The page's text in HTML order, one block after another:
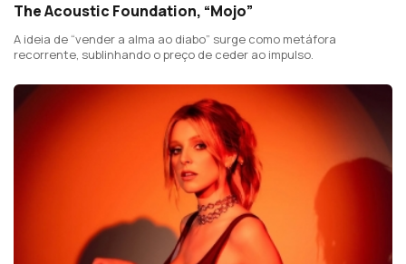
The Acoustic Foundation, “Mojo”
A ideia de “vender a alma ao diabo” surge como metáfora
recorrente, sublinhando o preço de ceder ao impulso.